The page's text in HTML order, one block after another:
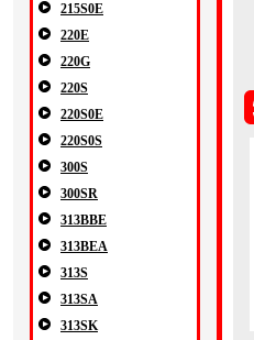
215S0E
220E
220G
220S
220S0E
220S0S
300S
300SR
313BBE
313BEA
313S
313SA
313SK